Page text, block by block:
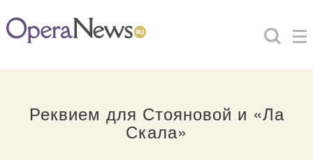
Реквием для Стояновой и «Ла
Скала»